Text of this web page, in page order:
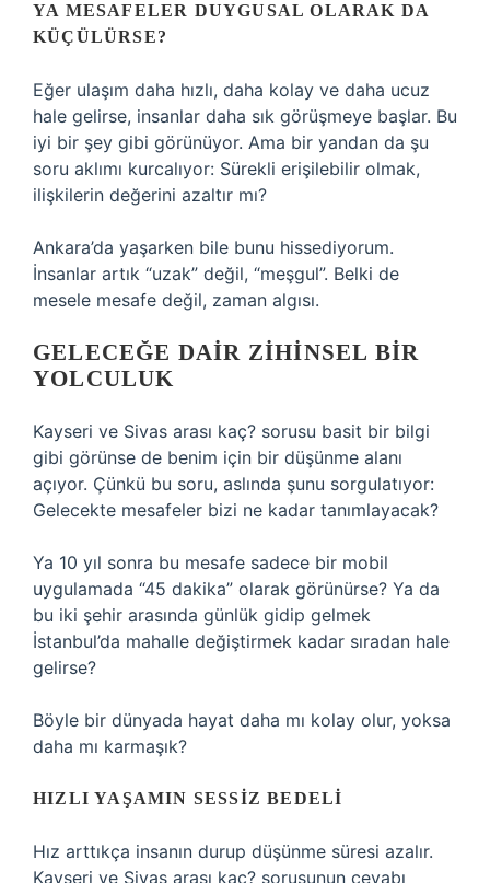
YA MESAFELER DUYGUSAL OLARAK DA
KÜÇÜLÜRSE?
Eğer ulaşım daha hızlı, daha kolay ve daha ucuz
hale gelirse, insanlar daha sık görüşmeye başlar. Bu
iyi bir şey gibi görünüyor. Ama bir yandan da şu
soru aklımı kurcalıyor: Sürekli erişilebilir olmak,
ilişkilerin değerini azaltır mı?
Ankara’da yaşarken bile bunu hissediyorum.
İnsanlar artık “uzak” değil, “meşgul”. Belki de
mesele mesafe değil, zaman algısı.
GELECEĞE DAIR ZIHINSEL BIR
YOLCULUK
Kayseri ve Sivas arası kaç? sorusu basit bir bilgi
gibi görünse de benim için bir düşünme alanı
açıyor. Çünkü bu soru, aslında şunu sorgulatıyor:
Gelecekte mesafeler bizi ne kadar tanımlayacak?
Ya 10 yıl sonra bu mesafe sadece bir mobil
uygulamada “45 dakika” olarak görünürse? Ya da
bu iki şehir arasında günlük gidip gelmek
İstanbul’da mahalle değiştirmek kadar sıradan hale
gelirse?
Böyle bir dünyada hayat daha mı kolay olur, yoksa
daha mı karmaşık?
HIZLI YAŞAMIN SESSIZ BEDELI
Hız arttıkça insanın durup düşünme süresi azalır.
Kayseri ve Sivas arası kaç? sorusunun cevabı